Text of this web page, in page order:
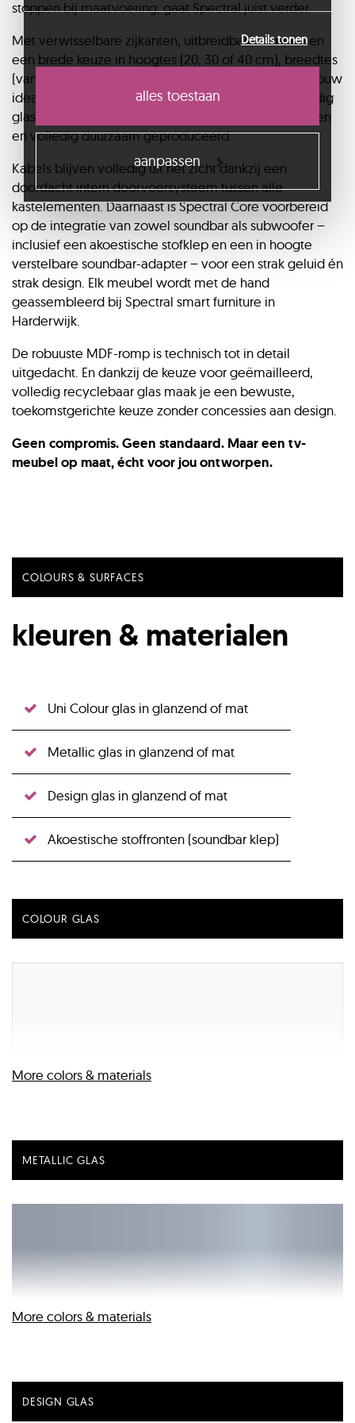
die u aan ze heeft verstrekt of die ze hebben
verzameld op basis van uw gebruik van hun
services.
Details tonen
alles toestaan
aanpassen
stoppen bij maatvoering, gaat Spectral juist verder.
Met verwisselbare zijkanten, uitbreidbare rompen en
een brede keuze in hoogtes (20, 30 of 40 cm), breedtes
(van 45 tot 195 cm) en dieptes (38 tot 55 cm) stel je jouw
ideale tv-meubel samen. De afwerking? Hoogwaardig
glas in mat of glanzend, verkrijgbaar in diverse kleuren
en volledig duurzaam geproduceerd.
Kabels blijven volledig uit het zicht dankzij een
doordacht intern doorvoersysteem tussen alle
kastelementen. Daarnaast is Spectral Core voorbereid
op de integratie van zowel soundbar als subwoofer –
inclusief een akoestische stofklep en een in hoogte
verstelbare soundbar-adapter – voor een strak geluid én
strak design. Elk meubel wordt met de hand
geassembleerd bij Spectral smart furniture in
Harderwijk.
De robuuste MDF-romp is technisch tot in detail
uitgedacht. En dankzij de keuze voor geëmailleerd,
volledig recyclebaar glas maak je een bewuste,
toekomstgerichte keuze zonder concessies aan design.
Geen compromis. Geen standaard. Maar een tv-
meubel op maat, écht voor jou ontworpen.
COLOURS & SURFACES
kleuren & materialen
Uni Colour glas in glanzend of mat
Metallic glas in glanzend of mat
Design glas in glanzend of mat
Akoestische stoffronten (soundbar klep)
COLOUR GLAS
Uni Colour Glas | Snow (SNG)
More colors & materials
METALLIC GLAS
More colors & materials
DESIGN GLAS